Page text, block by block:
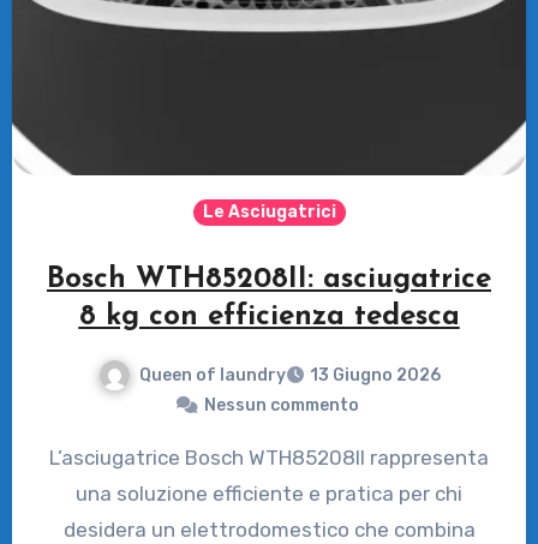
Le Asciugatrici
Bosch WTH85208II: asciugatrice
8 kg con efficienza tedesca
Queen of laundry
13 Giugno 2026
Nessun commento
L’asciugatrice Bosch WTH85208II rappresenta
una soluzione efficiente e pratica per chi
desidera un elettrodomestico che combina